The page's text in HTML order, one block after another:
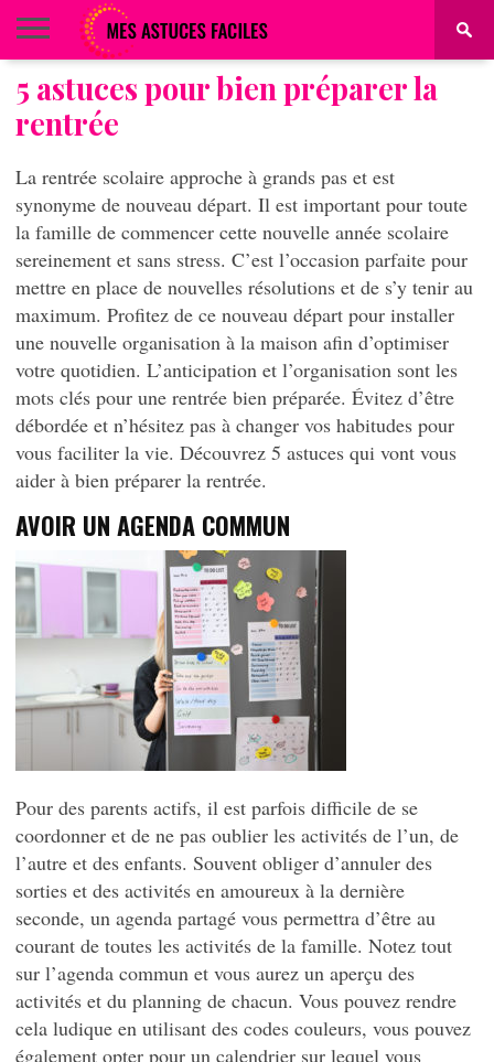
BEAUTÉ
COIFFURE
ALIMENTATION
MAQUILLAGE
MAISON
5 astuces pour bien préparer la
rentrée
La rentrée scolaire approche à grands pas et est
synonyme de nouveau départ. Il est important pour toute
la famille de commencer cette nouvelle année scolaire
sereinement et sans stress. C’est l’occasion parfaite pour
mettre en place de nouvelles résolutions et de s’y tenir au
maximum. Profitez de ce nouveau départ pour installer
une nouvelle organisation à la maison afin d’optimiser
votre quotidien. L’anticipation et l’organisation sont les
mots clés pour une rentrée bien préparée. Évitez d’être
débordée et n’hésitez pas à changer vos habitudes pour
vous faciliter la vie. Découvrez 5 astuces qui vont vous
aider à bien préparer la rentrée.
AVOIR UN AGENDA COMMUN
Pour des parents actifs, il est parfois difficile de se
coordonner et de ne pas oublier les activités de l’un, de
l’autre et des enfants. Souvent obliger d’annuler des
sorties et des activités en amoureux à la dernière
seconde, un agenda partagé vous permettra d’être au
courant de toutes les activités de la famille. Notez tout
sur l’agenda commun et vous aurez un aperçu des
activités et du planning de chacun. Vous pouvez rendre
cela ludique en utilisant des codes couleurs, vous pouvez
également opter pour un calendrier sur lequel vous